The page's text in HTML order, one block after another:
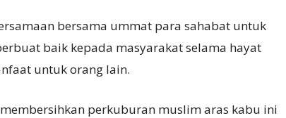
bersama ummat para sahabat untuk
baik kepada masyarakat selama hayat
untuk orang lain.
perkuburan muslim aras kabu ini